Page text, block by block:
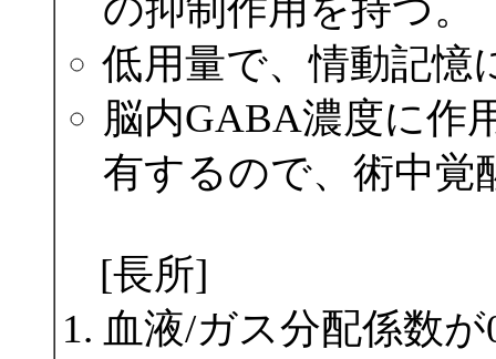
の抑制作用を持つ。
低用量で、情動記憶
脳内GABA濃度に作
有するので、術中覚
[長所]
血液/ガス分配係数